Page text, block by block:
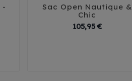
-
  
Sac Open Nautique &
Chic
105,95 €Prix